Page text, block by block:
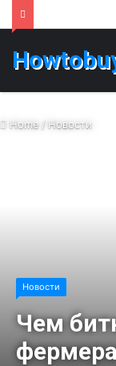
Home/Новости
Новости
Чем